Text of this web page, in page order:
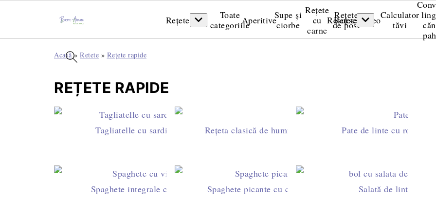
Rețete
Toate
categoriileAperitiveSupe și
ciorbe
Rețete
cu
carne
Rețete
de post
Rețete video
Resurse
Calculator
tăvi
Acasă» Retete » Rețete rapide
REȚETE RAPIDE
Tagliatelle cu sardine şi sos de roşiiRețeta clasică de hummus libanez – cremos și plin de savoare
Pate de linte cu roşii
Spaghete integrale cu vinete şi usturoiSpaghete picante cu chorizo şi parmezanSalată de linte cu